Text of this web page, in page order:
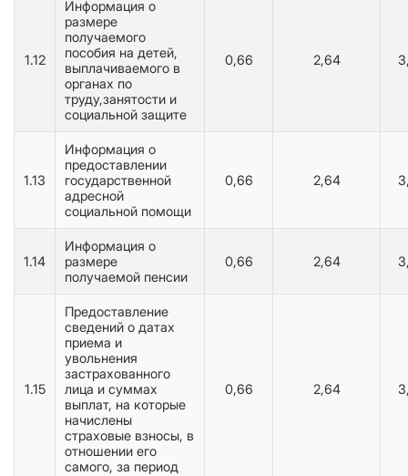
1.12
Информация о
размере
получаемого
пособия на детей,
выплачиваемого в
органах по
труду,занятости и
социальной защите
0,66 2,64
1.13
Информация о
предоставлении
государственной
адресной
социальной помощи
0,66 2,64
1.14
Информация о
размере
получаемой пенсии
0,66 2,64
1.15
Предоставление
сведений о датах
приема и
увольнения
застрахованного
лица и суммах
выплат, на которые
начислены
страховые взносы, в
отношении его
самого, за период
0,66 2,64